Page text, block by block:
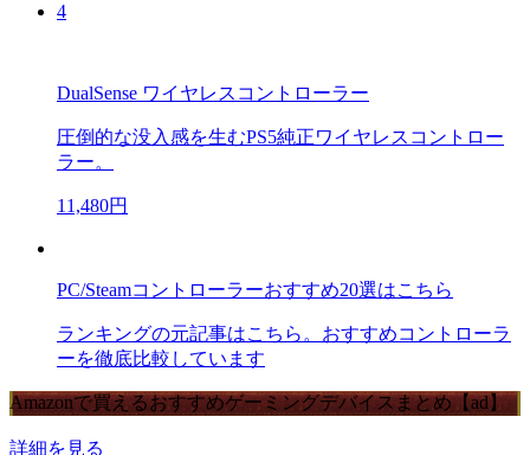
4
DualSense ワイヤレスコントローラー
圧倒的な没入感を生むPS5純正ワイヤレスコントロー
ラー。
11,480円
PC/Steamコントローラーおすすめ20選はこちら
ランキングの元記事はこちら。おすすめコントローラ
ーを徹底比較しています
Amazonで買えるおすすめゲーミングデバイスまとめ【ad】
詳細を見る